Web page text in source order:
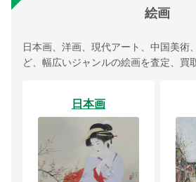
絵画
日本画、洋画、現代アート、中国美術
ど、幅広いジャンルの絵画を査定、買
日本画